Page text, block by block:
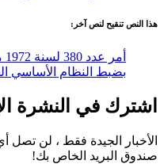
هذا النص تنقيح لنص آخر:
بضبط النظام الأساسي
اشترك في النشرة
الأخبار الجيدة فقط ، لن
صندوق البريد الخاص بك!